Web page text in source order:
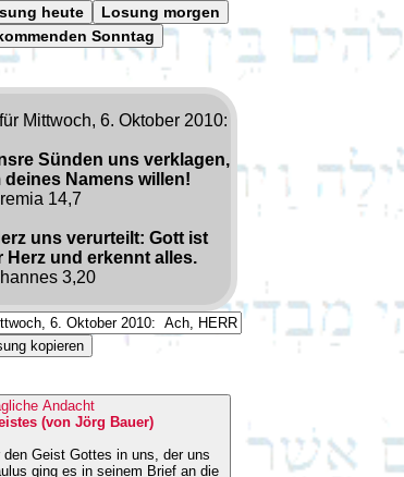
heute
Losung morgen
Sonntag
Mittwoch, 6. Oktober 2010:
Sünden uns verklagen,
Namens willen!
14,7
uns verurteilt: Gott ist
Herz und erkennt alles.
3,20
kopieren
Andacht
(von Jörg Bauer)
Geist Gottes in uns, der uns